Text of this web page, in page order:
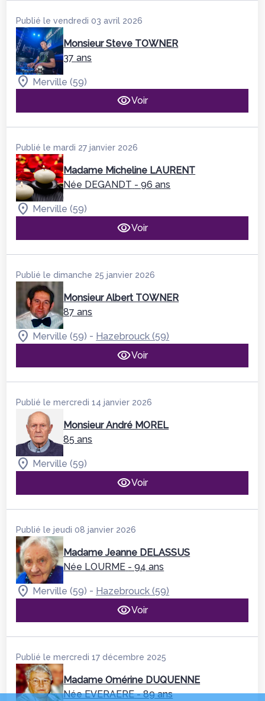
Publié le vendredi 03 avril 2026
Monsieur Steve TOWNER
37 ans
Merville (59)
Voir
Publié le mardi 27 janvier 2026
Madame Micheline LAURENT
Née DEGANDT - 96 ans
Merville (59)
Voir
Publié le dimanche 25 janvier 2026
Monsieur Albert TOWNER
87 ans
Merville (59) - Hazebrouck (59)
Voir
Publié le mercredi 14 janvier 2026
Monsieur André MOREL
85 ans
Merville (59)
Voir
Publié le jeudi 08 janvier 2026
Madame Jeanne DELASSUS
Née LOURME - 94 ans
Merville (59) - Hazebrouck (59)
Voir
Publié le mercredi 17 décembre 2025
Madame Omérine DUQUENNE
Née EVERAERE - 89 ans